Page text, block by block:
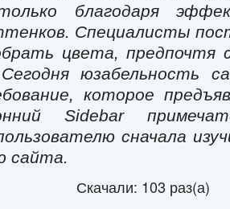
благодаря
Специалисты
цвета, предпочтя
юзабельность
которое
Sidebar
сначала
сайта.
Скачали: 103 раз(а)